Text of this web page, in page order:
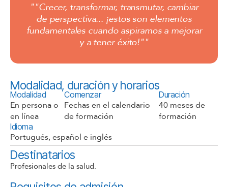
""Crecer, transformar, transmutar, cambiar
de perspectiva... ¡estos son elementos
fundamentales cuando aspiramos a mejorar
y a tener éxito!""
Modalidad, duración y horarios
Modalidad
En persona o
en línea
Comenzar
Fechas en el calendario
de formación
Duración
40 meses de
formación
Idioma
Portugués, español e inglés
Destinatarios
Profesionales de la salud.